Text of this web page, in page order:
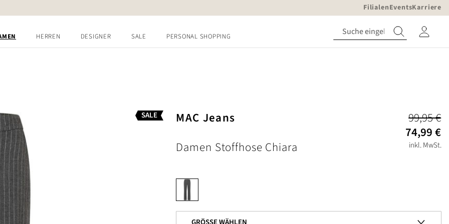
FilialenEventsKarriere
HERREN DESIGNER SALE PERSONAL SHOPPING
SALE
MAC Jeans
Damen Stoffhose Chiara
99,95 €
74,99 €
inkl. MwSt.